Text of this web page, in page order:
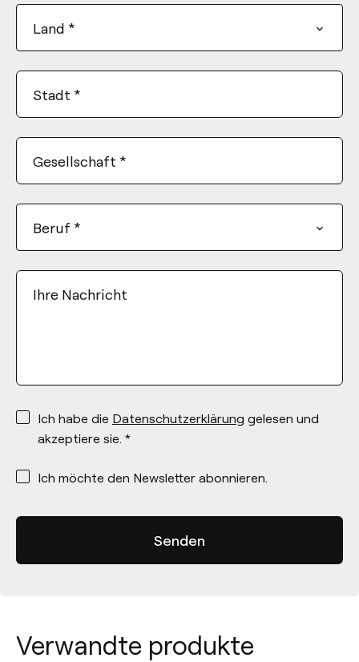
Land *
Stadt *
Gesellschaft *
Beruf *
Ihre Nachricht
*
Ich habe die Datenschutzerklärung gelesen und
akzeptiere sie. *
*
Ich möchte den Newsletter abonnieren.
Verwandte produkte